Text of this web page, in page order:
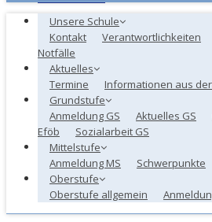
Unsere Schule
Kontakt
Verantwortlichkeiten
Notfälle
Aktuelles
Termine
Informationen aus
Grundstufe
Anmeldung GS
Aktuelles GS
Eföb
Sozialarbeit GS
Mittelstufe
Anmeldung MS
Schwerpunkte
Oberstufe
Oberstufe allgemein